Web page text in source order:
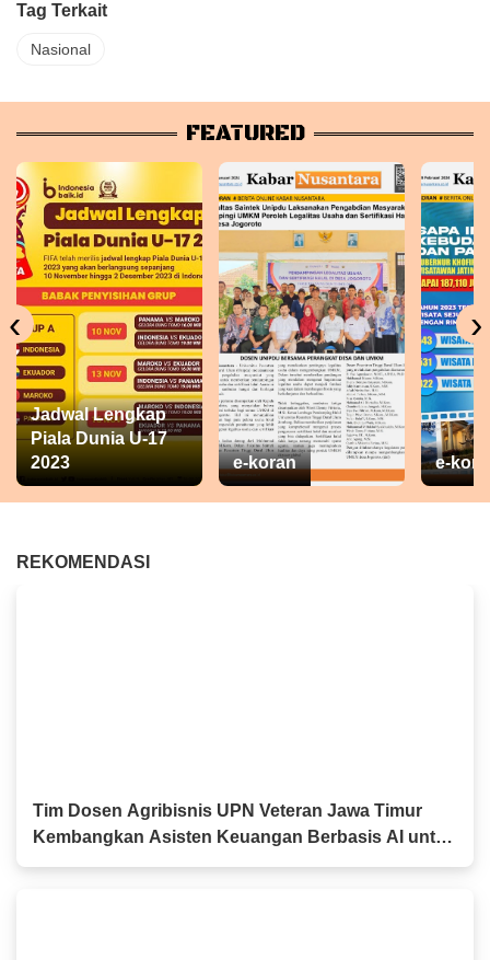
Tag Terkait
Nasional
FEATURED
Jadwal Lengkap
Piala Dunia U-17
2023
e-koran e-
‹ ›
REKOMENDASI
Tim Dosen Agribisnis UPN Veteran Jawa Timur
Kembangkan Asisten Keuangan Berbasis AI untuk
Kelompok Tani dan UMKM